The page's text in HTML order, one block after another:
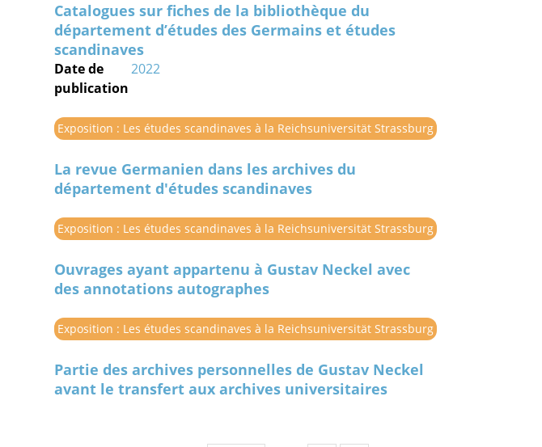
Catalogues sur fiches de la bibliothèque du
département d’études des Germains et études
scandinaves
Date de
publication
2022
Exposition : Les études scandinaves à la Reichsuniversität Strassburg
La revue Germanien dans les archives du
département d'études scandinaves
Exposition : Les études scandinaves à la Reichsuniversität Strassburg
Ouvrages ayant appartenu à Gustav Neckel avec
des annotations autographes
Exposition : Les études scandinaves à la Reichsuniversität Strassburg
Partie des archives personnelles de Gustav Neckel
avant le transfert aux archives universitaires